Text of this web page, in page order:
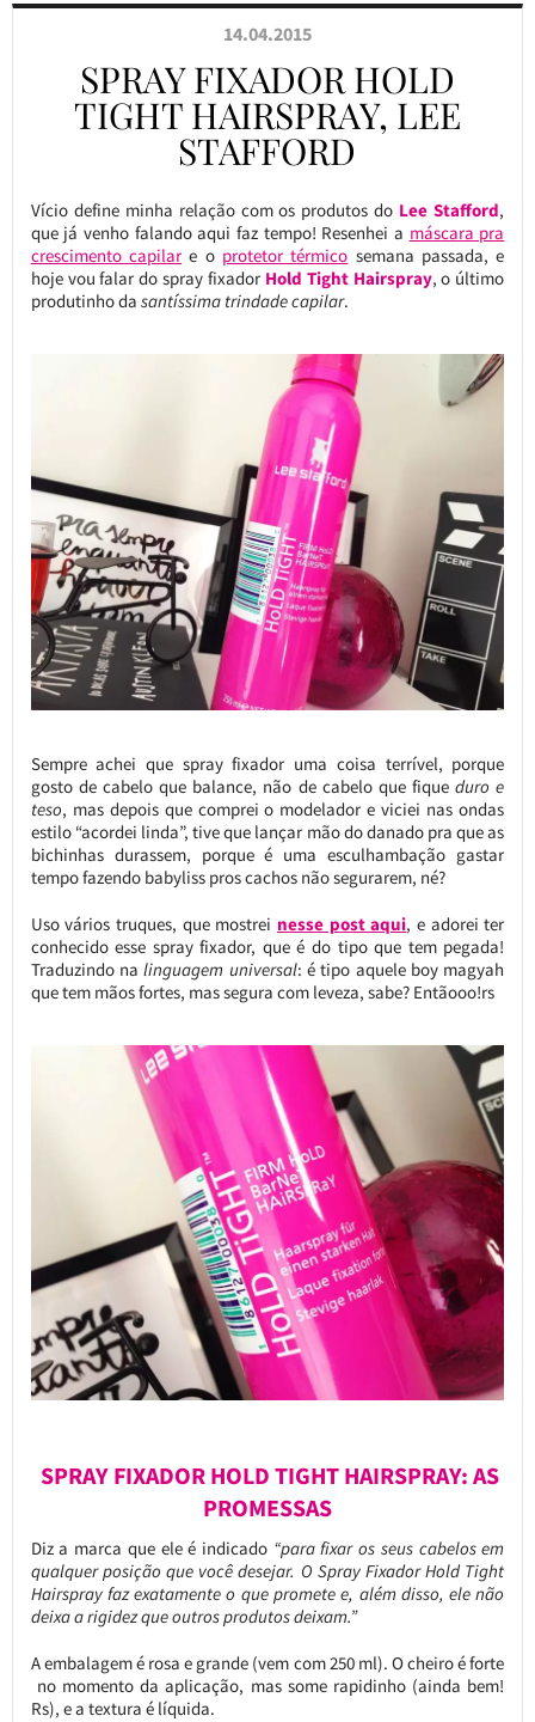
14.04.2015
SPRAY FIXADOR HOLD
TIGHT HAIRSPRAY, LEE
STAFFORD
Vício define minha relação com os produtos do Lee Stafford,
que já venho falando aqui faz tempo! Resenhei a máscara pra
crescimento capilare o protetor térmico semana passada, e
hoje vou falar do spray fixador Hold Tight Hairspray, o último
produtinho da santíssima trindade capilar.
Sempre achei que spray fixador uma coisa terrível, porque
gosto de cabelo que balance, não de cabelo que fiqueduro e
teso, mas depois que comprei o modelador e viciei nas ondas
estilo “acordei linda”, tive que lançar mão do danado pra que as
bichinhas durassem, porque é uma esculhambação gastar
tempo fazendo babyliss pros cachos não segurarem, né?
Uso vários truques, que mostrei nesse post aqui, e adorei ter
conhecido esse spray fixador, que é do tipo que tem pegada!
Traduzindo nalinguagem universal: é tipo aquele boy magyah
que tem mãos fortes, mas segura com leveza, sabe? Entãooo!rs
SPRAY FIXADOR HOLD TIGHT HAIRSPRAY: AS
PROMESSAS
Diz a marca que ele é indicado “para fixar os seus cabelos em
qualquer posição que você desejar. O Spray Fixador Hold Tight
Hairspray faz exatamente o que promete e, além disso, ele não
deixa a rigidez que outros produtos deixam.”
A embalagem é rosa e grande (vem com 250 ml). O cheiro é forte
no momento da aplicação, mas some rapidinho (ainda bem!
Rs), e a textura é líquida.